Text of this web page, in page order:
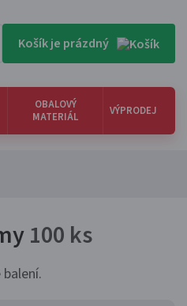
Košík je prázdný
OBALOVÝ
MATERIÁL
VÝPRODEJ
100 ks